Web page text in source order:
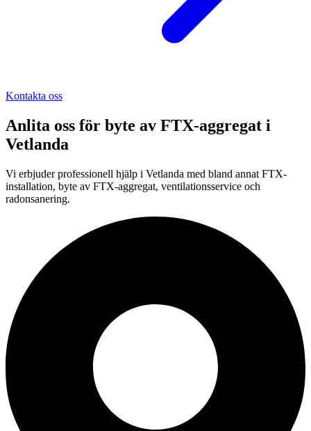
Kontakta oss
Anlita oss för byte av FTX-aggregat i
Vetlanda
Vi erbjuder professionell hjälp i Vetlanda med bland annat FTX-
installation, byte av FTX-aggregat, ventilationsservice och
radonsanering.